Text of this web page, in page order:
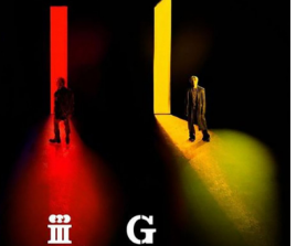
Câu chuyện thời sự